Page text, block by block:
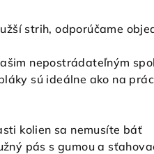
strih, odporúčame
nepostrádateľným
sú ideálne ako na
kolien sa nemusíte báť
pás s gumou a